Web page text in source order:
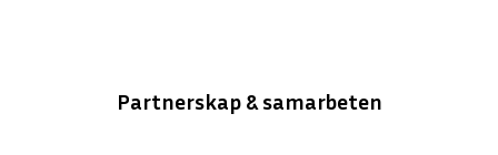
Partnerskap & samarbeten